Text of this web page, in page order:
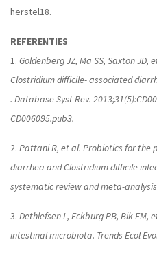
herstel18.
REFERENTIES
1. Goldenberg JZ, Ma SS, Saxton
Clostridium difficile- associated
. Database Syst Rev.
CD006095.pub3.
2. Pattani R, et al. Probiotics for the
diarrhea and Clostridium difficile
systematic review and meta-
3. Dethlefsen L, Eckburg PB, Bik EM,
intestinal microbiota. Trends Ecol